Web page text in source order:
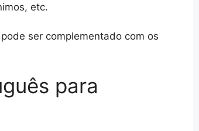
etc.
ser complementado com os
para